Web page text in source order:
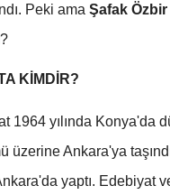
Peki ama Şafak
?
KİMDİR?
1964 yılında Konya'da
üzerine Ankara'ya
yaptı. Edebiyat